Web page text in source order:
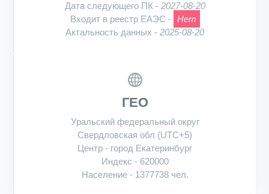
Дата следующего ПК - 2027-08-20
Входит в реестр ЕАЭС - Нет
Актальность данных - 2025-08-20
ГЕО
Уральский федеральный округ
Свердловская обл (UTC+5)
Центр - город Екатеринбург
Индекс - 620000
Население - 1377738 чел.